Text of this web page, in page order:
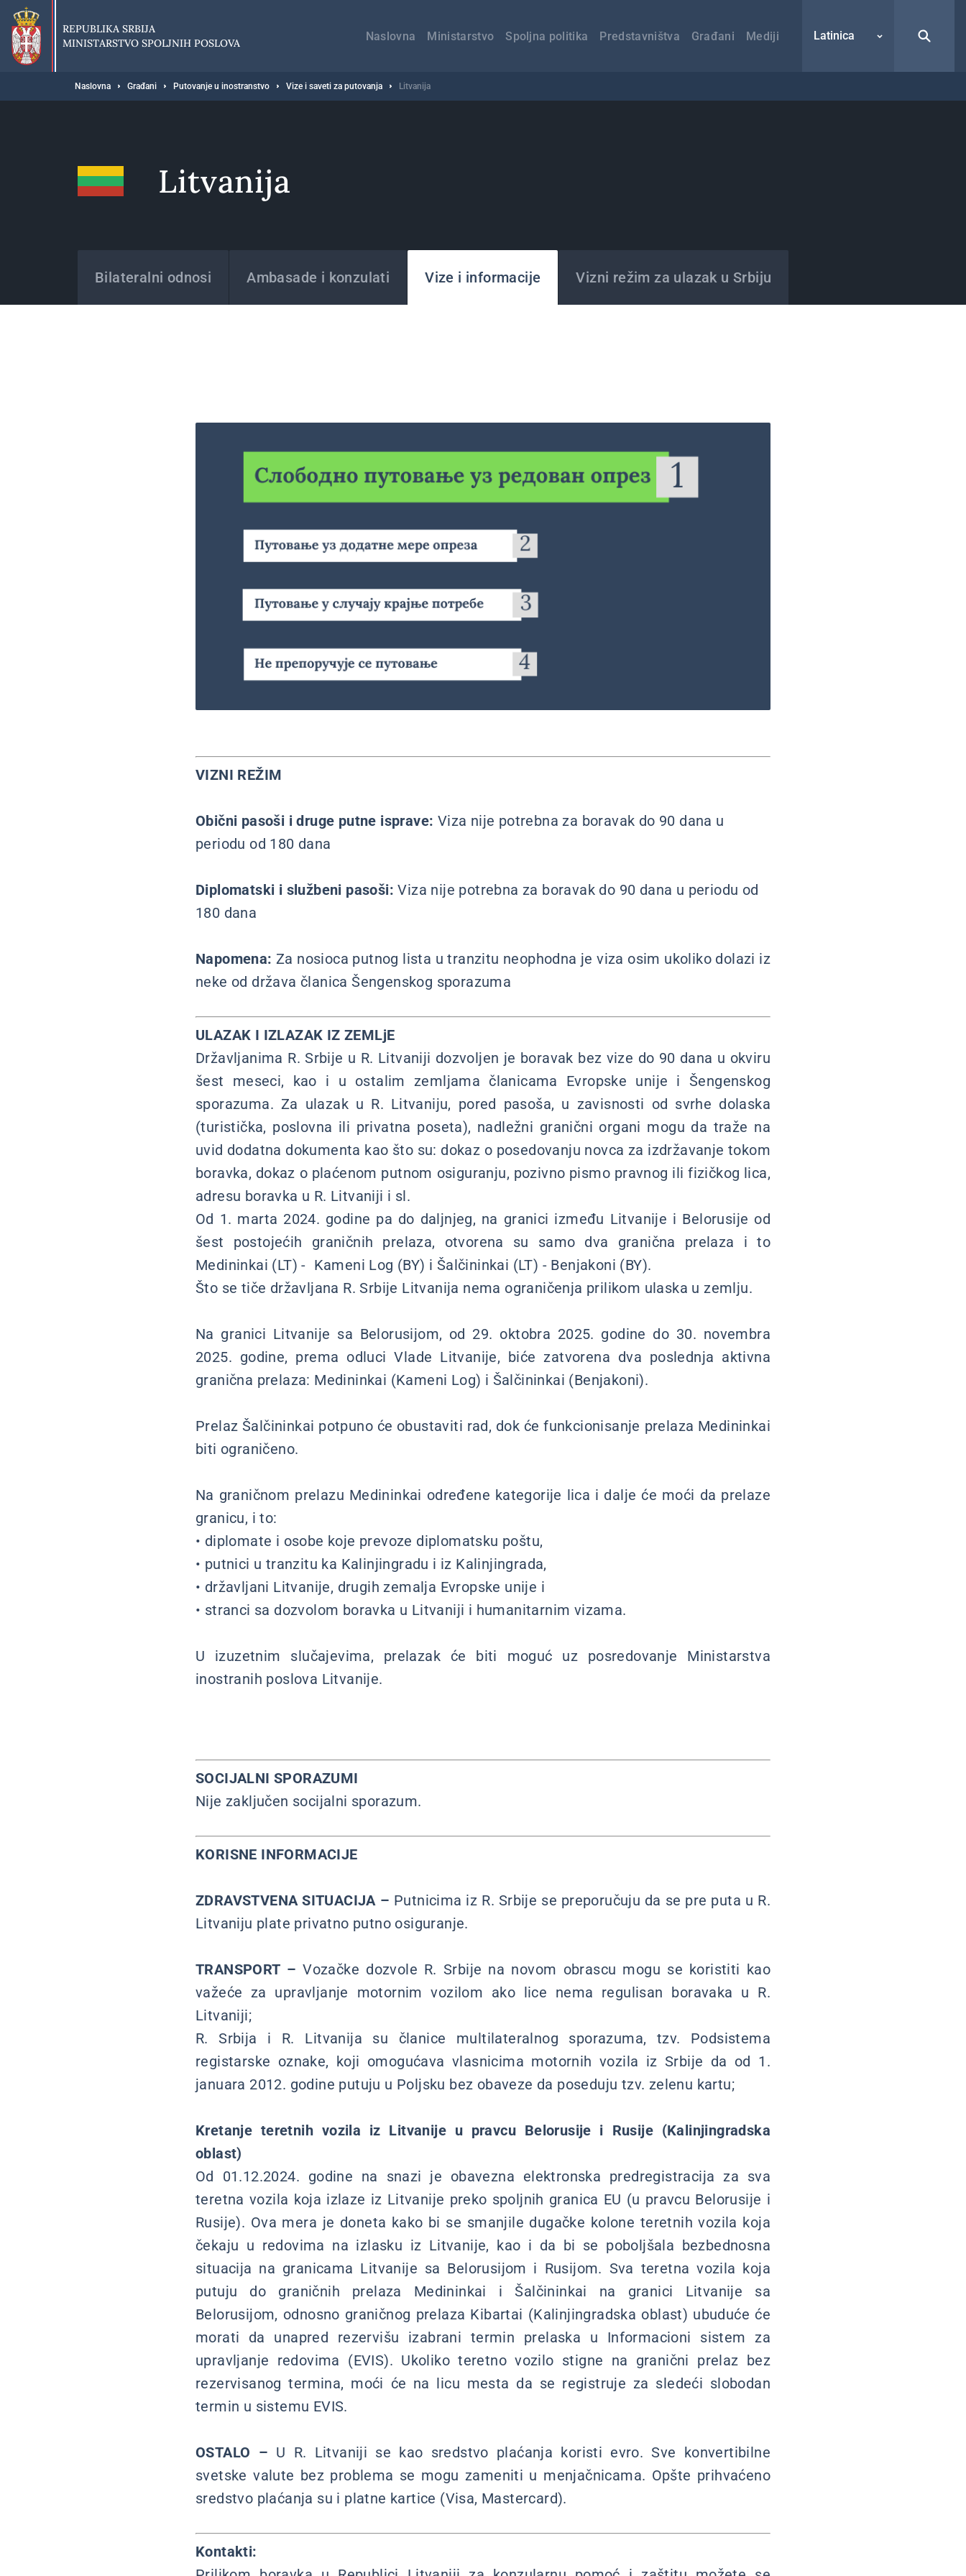
Preskoči
glavni
deo
sadržaja
REPUBLIKA SRBIJA
MINISTARSTVO SPOLJNIH POSLOVA
навигација
Naslovna Ministarstvo Spoljna politika Predstavništva Građani Mediji Latinica
Breadcrumb
Naslovna Građani Putovanje u inostranstvo Vize i saveti za putovanja Litvanija
Litvanija
Bilateralni odnosi Ambasade i konzulati Vize i informacije Vizni režim za ulazak u Srbiju
VIZNI REŽIM
Obični pasoši i druge putne isprave: Viza nije potrebna za boravak do 90 dana u
periodu od 180 dana
Diplomatski i službeni pasoši:Viza nije potrebna za boravak do 90 dana u periodu od
180 dana
Napomena: Za nosioca putnog lista u tranzitu neophodna je viza osim ukoliko dolazi iz
neke od država članica Šengenskog sporazuma
ULAZAK I IZLAZAK IZ ZEMLjE
Državljanima R. Srbije u R. Litvaniji dozvoljen je boravak bez vize do 90 dana u okviru
šest meseci, kao i u ostalim zemljama članicama Evropske unije i Šengenskog
sporazuma. Za ulazak u R. Litvaniju, pored pasoša, u zavisnosti od svrhe dolaska
(turistička, poslovna ili privatna poseta), nadležni granični organi mogu da traže na
uvid dodatna dokumenta kao što su: dokaz o posedovanju novca za izdržavanje tokom
boravka, dokaz o plaćenom putnom osiguranju, pozivno pismo pravnog ili fizičkog lica,
adresu boravka u R. Litvaniji i sl.
Od 1. marta 2024. godine pa do daljnjeg, na granici između Litvanije i Belorusije od
šest postojećih graničnih prelaza, otvorena su samo dva granična prelaza i to
Medininkai (LT) - Kameni Log (BY) i Šalčininkai (LT) - Benjakoni (BY).
Što se tiče državljana R. Srbije Litvanija nema ograničenja prilikom ulaska u zemlju.
Na granici Litvanije sa Belorusijom, od 29. oktobra 2025. godine do 30. novembra
2025. godine, prema odluci Vlade Litvanije, biće zatvorena dva poslednja aktivna
granična prelaza: Medininkai (Kameni Log) i Šalčininkai (Benjakoni).
Prelaz Šalčininkai potpuno će obustaviti rad, dok će funkcionisanje prelaza Medininkai
biti ograničeno.
Na graničnom prelazu Medininkai određene kategorije lica i dalje će moći da prelaze
granicu, i to:
• diplomate i osobe koje prevoze diplomatsku poštu,
• putnici u tranzitu ka Kalinjingradu i iz Kalinjingrada,
• državljani Litvanije, drugih zemalja Evropske unije i
• stranci sa dozvolom boravka u Litvaniji i humanitarnim vizama.
U izuzetnim slučajevima, prelazak će biti moguć uz posredovanje Ministarstva
inostranih poslova Litvanije.
SOCIJALNI SPORAZUMI
Nije zaključen socijalni sporazum.
KORISNE INFORMACIJE
ZDRAVSTVENA SITUACIJA – Putnicima iz R. Srbije se preporučuju da se pre puta u R.
Litvaniju plate privatno putno osiguranje.
TRANSPORT – Vozačke dozvole R. Srbije na novom obrascu mogu se koristiti kao
važeće za upravljanje motornim vozilom ako lice nema regulisan boravaka u R.
Litvaniji;
R. Srbija i R. Litvanija su članice multilateralnog sporazuma, tzv. Podsistema
registarske oznake, koji omogućava vlasnicima motornih vozila iz Srbije da od 1.
januara 2012. godine putuju u Poljsku bez obaveze da poseduju tzv. zelenu kartu;
Kretanje teretnih vozila iz Litvanije u pravcu Belorusije i Rusije (Kalinjingradska
oblast)
Od 01.12.2024. godine na snazi je obavezna elektronska predregistracija za sva
teretna vozila koja izlaze iz Litvanije preko spoljnih granica EU (u pravcu Belorusije i
Rusije). Ova mera je doneta kako bi se smanjile dugačke kolone teretnih vozila koja
čekaju u redovima na izlasku iz Litvanije, kao i da bi se poboljšala bezbednosna
situacija na granicama Litvanije sa Belorusijom i Rusijom. Sva teretna vozila koja
putuju do graničnih prelaza Medininkai i Šalčininkai na granici Litvanije sa
Belorusijom, odnosno graničnog prelaza Kibartai (Kalinjingradska oblast) ubuduće će
morati da unapred rezervišu izabrani termin prelaska u Informacioni sistem za
upravljanje redovima (EVIS). Ukoliko teretno vozilo stigne na granični prelaz bez
rezervisanog termina, moći će na licu mesta da se registruje za sledeći slobodan
termin u sistemu EVIS.
OSTALO – U R. Litvaniji se kao sredstvo plaćanja koristi evro. Sve konvertibilne
svetske valute bez problema se mogu zameniti u menjačnicama. Opšte prihvaćeno
sredstvo plaćanja su i platne kartice (Visa, Mastercard).
Kontakti: